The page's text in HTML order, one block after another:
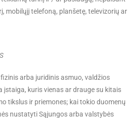
mobilųjį telefoną, planšetę, televizorių ar
arba juridinis asmuo, valdžios
įstaiga, kuris vienas ar drauge su kitais
tikslus ir priemones; kai tokio duomenų
nustatyti Sąjungos arba valstybės